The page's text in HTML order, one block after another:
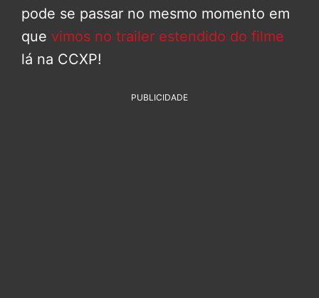
pode se passar no mesmo momento em
que vimos no trailer estendido do filme
lá na CCXP!
PUBLICIDADE